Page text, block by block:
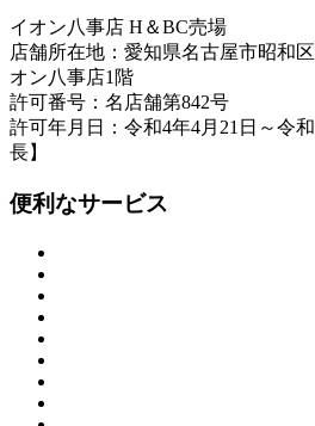
イオン八事店 H＆BC売場
店舗所在地：愛知県名古屋市昭和
オン八事店1階
許可番号：名店舗第842号
許可年月日：令和4年4月21日～令
長】
便利なサービス